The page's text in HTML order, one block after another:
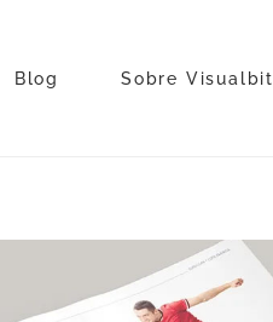
Blog Sobre Visualbit